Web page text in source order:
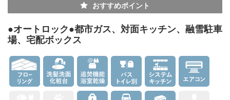
おすすめポイント
●オートロック●都市ガス、対面キッチン、融雪駐車
場、宅配ボックス